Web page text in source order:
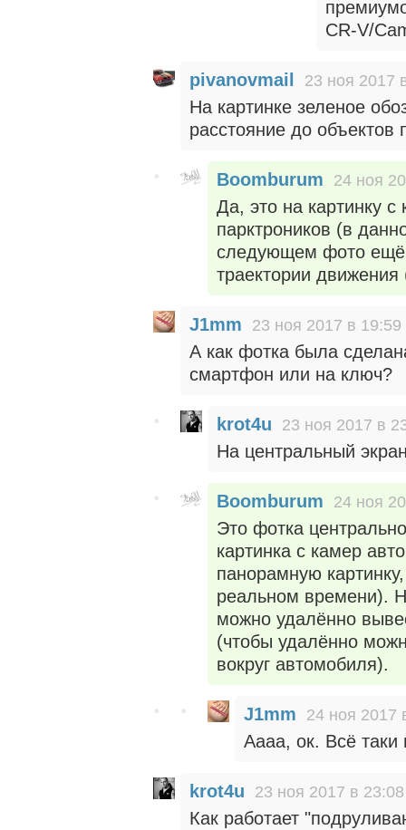
CR-V/
pivanovmail 23 ноя 2017
На картинке зеленое
расстояние до
Boomburum 24 ноя
Да, это на картинку
парктроников (в
следующем фото ещё
траектории
J1mm 23 ноя 2017 в 19:59
А как фотка была
смартфон или на ключ?
krot4u 23 ноя 2017 в
На центральный
Boomburum 24 ноя
Это фотка
картинка с камер
панорамную
реальном времени).
можно удалённо
(чтобы удалённо
вокруг автомобиля).
J1mm 24 ноя 2017
Аааа, ок. Всё
krot4u 23 ноя 2017 в 23:08
Как работает